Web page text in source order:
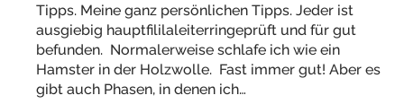
Tipps. Meine ganz persönlichen Tipps. Jeder ist
ausgiebig hauptfililaleiterringeprüft und für gut
befunden. Normalerweise schlafe ich wie ein
Hamster in der Holzwolle. Fast immer gut! Aber es
gibt auch Phasen, in denen ich…